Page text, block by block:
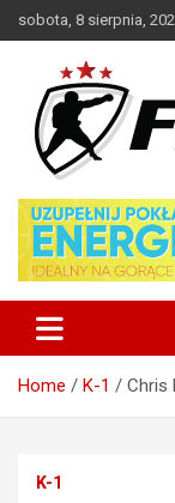
to
sobota, 8 sierpnia,
Home K-1 Chris
K-1